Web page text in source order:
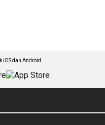
iOS dan Android